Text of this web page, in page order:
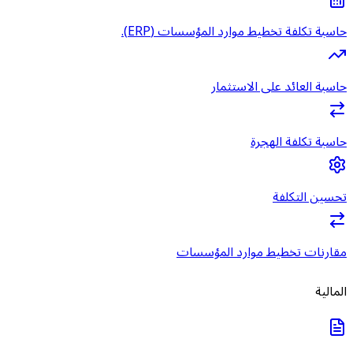
حاسبة تكلفة تخطيط موارد المؤسسات (ERP).
حاسبة العائد على الاستثمار
حاسبة تكلفة الهجرة
تحسين التكلفة
مقارنات تخطيط موارد المؤسسات
المالية